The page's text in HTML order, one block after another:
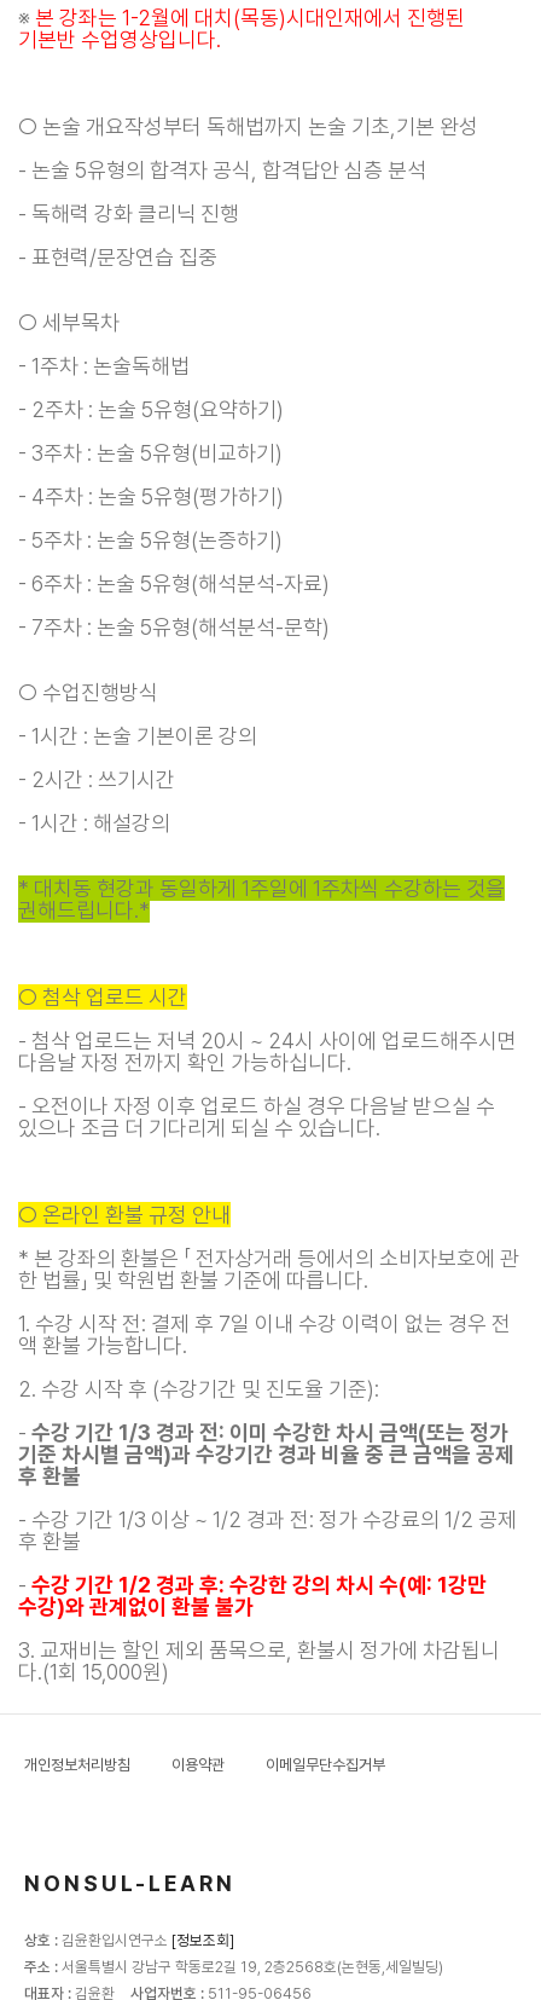
※ 본 강좌는 1-2월에 대치(목동)시대인재에서 진행된
기본반 수업영상입니다.
○ 논술 개요작성부터 독해법까지 논술 기초,기본 완성
- 논술 5유형의 합격자 공식, 합격답안 심층 분석
- 독해력 강화 클리닉 진행
- 표현력/문장연습 집중
○ 세부목차
- 1주차 : 논술독해법
- 2주차 : 논술 5유형(요약하기)
- 3주차 : 논술 5유형(비교하기)
- 4주차 : 논술 5유형(평가하기)
- 5주차 : 논술 5유형(논증하기)
- 6주차 : 논술 5유형(해석분석-자료)
- 7주차 : 논술 5유형(해석분석-문학)
○ 수업진행방식
- 1시간 : 논술 기본이론 강의
- 2시간 : 쓰기시간
- 1시간 : 해설강의
* 대치동 현강과 동일하게 1주일에 1주차씩 수강하는 것을
권해드립니다.*
○ 첨삭 업로드 시간
- 첨삭 업로드는 저녁 20시 ~ 24시 사이에 업로드해주시면
다음날 자정 전까지 확인 가능하십니다.
- 오전이나 자정 이후 업로드 하실 경우 다음날 받으실 수
있으나 조금 더 기다리게 되실 수 있습니다.
○ 온라인 환불 규정 안내
* 본 강좌의 환불은 「 전자상거래 등에서의 소비자보호에 관
한 법률」 및 학원법 환불 기준에 따릅니다.
1. 수강 시작 전: 결제 후 7일 이내 수강 이력이 없는 경우 전
액 환불 가능합니다.
2. 수강 시작 후 (수강기간 및 진도율 기준):
- 수강 기간 1/3 경과 전: 이미 수강한 차시 금액(또는 정가
기준 차시별 금액)과 수강기간 경과 비율 중 큰 금액을 공제
후 환불
- 수강 기간 1/3 이상 ~ 1/2 경과 전: 정가 수강료의 1/2 공제
후 환불
- 수강 기간 1/2 경과 후: 수강한 강의 차시 수(예: 1강만
수강)와 관계없이 환불 불가
3. 교재비는 할인 제외 품목으로, 환불시 정가에 차감됩니
다.(1회 15,000원)
개인정보처리방침 이용약관 이메일무단수집거부
NONSUL-LEARN
상호 : 김윤환입시연구소 [정보조회]
주소 : 서울특별시 강남구 학동로2길 19, 2층2568호(논현동,세일빌딩)
대표자 : 김윤환 사업자번호 : 511-95-06456